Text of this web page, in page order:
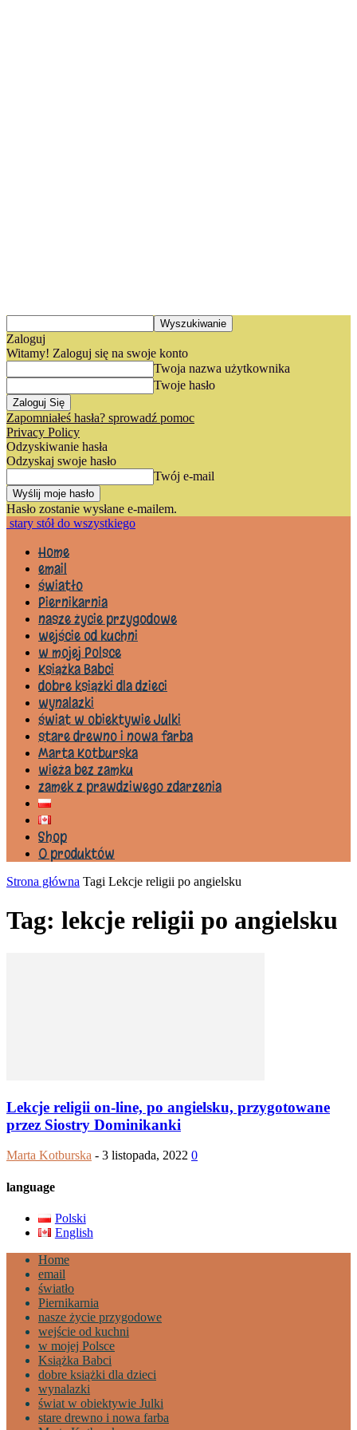
Zaloguj
Witamy! Zaloguj się na swoje konto
Twoja nazwa użytkownika
Twoje hasło
Zapomniałeś hasła? sprowadź pomoc
Privacy Policy
Odzyskiwanie hasła
Odzyskaj swoje hasło
Twój e-mail
Hasło zostanie wysłane e-mailem.
stary stół do wszystkiego
Home
email
światło
Piernikarnia
nasze życie przygodowe
wejście od kuchni
w mojej Polsce
Książka Babci
dobre książki dla dzieci
wynalazki
świat w obiektywie Julki
stare drewno i nowa farba
Marta Kotburska
wieża bez zamku
zamek z prawdziwego zdarzenia
Shop
0 produktów
Strona główna Tagi Lekcje religii po angielsku
Tag: lekcje religii po angielsku
Lekcje religii on-line, po angielsku, przygotowane
przez Siostry Dominikanki
Marta Kotburska - 3 listopada, 2022 0
language
Polski
English
Home
email
światło
Piernikarnia
nasze życie przygodowe
wejście od kuchni
w mojej Polsce
Książka Babci
dobre książki dla dzieci
wynalazki
świat w obiektywie Julki
stare drewno i nowa farba